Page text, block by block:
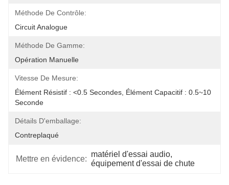
Méthode De Contrôle:
Circuit Analogue
Méthode De Gamme:
Opération Manuelle
Vitesse De Mesure:
Élément Résistif : <0.5 Secondes, Élément Capacitif : 0.5~10
Seconde
Détails D'emballage:
Contreplaqué
Mettre en évidence:
matériel d'essai audio,
équipement d'essai de chute